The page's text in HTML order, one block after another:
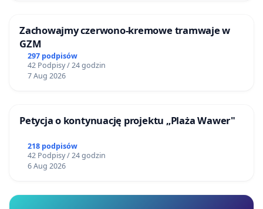
Zachowajmy czerwono-kremowe tramwaje w
GZM
297 podpisów
42 Podpisy / 24 godzin
7 Aug 2026
Petycja o kontynuację projektu „Plaża Wawer"
218 podpisów
42 Podpisy / 24 godzin
6 Aug 2026